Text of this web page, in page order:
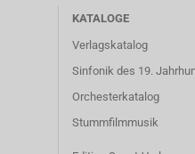
KATALOGE
Verlagskatalog
Sinfonik des 19.
Orchesterkatalog
Stummfilmmusik